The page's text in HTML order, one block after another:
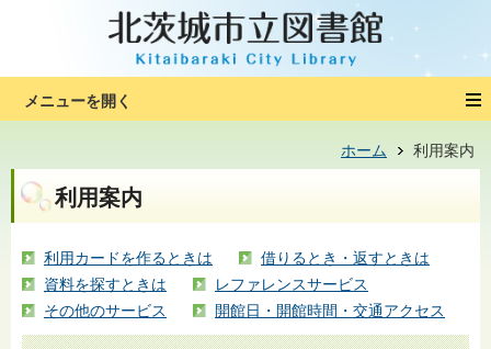
ホーム 利用案内
利用案内
利用カードを作るときは
借りるとき・返すときは
資料を探すときは
レファレンスサービス
その他のサービス
開館日・開館時間・交通アクセス